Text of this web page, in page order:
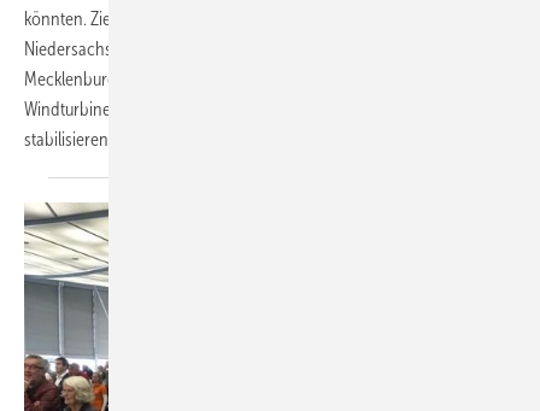
könnten. Ziel der drei Bundesratsinitiativen aus Nordrhein-Westfalen,
Niedersachsen sowie den drei Nordländern Schleswig-Holstein,
Mecklenburg-Vorpommern und Bremen ist es, die
Windturbineninstallationen über einen längeren Zeitraum zu
stabilisieren.